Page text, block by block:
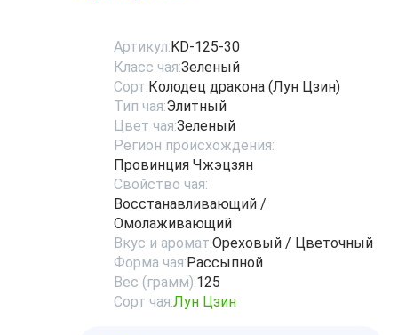
Артикул:KD-125-30
Класс чая:Зеленый
Сорт:Колодец дракона (Лун Цзин)
Тип чая:Элитный
Цвет чая:Зеленый
Регион происхождения:
Провинция Чжэцзян
Свойство чая:
Восстанавливающий /
Омолаживающий
Вкус и аромат:Ореховый / Цветочный
Форма чая:Рассыпной
Вес (грамм):125
Сорт чая:Лун Цзин